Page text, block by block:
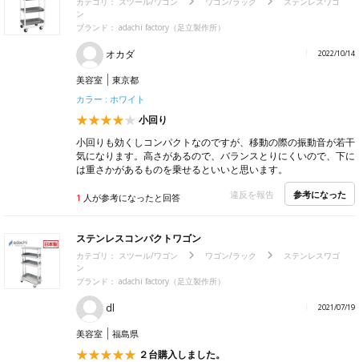
ン
ブランド： adachi factory（足立製作所）
オカダ 2022/10/14
美容室
東京都
カラー : ホワイト
小回り
小回りも効くしコンパクトなのですが、移動の際の振動音が若干
気になります。高さがあるので、バランスとりにくいので、下に
は重さかがあるものを乗せるといいと思います。
1 人が参考になったと回答 違反を報告 参考になった
ステンレスコンパクトワゴン
カテゴリ： スツール/ワゴン ワゴン/ラック
ステンレスワゴ
ン
ブランド： adachi factory（足立製作所）
dl 2021/07/19
美容室 福島県
２台購入しました。